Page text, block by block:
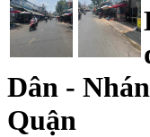
Dân -
Quận